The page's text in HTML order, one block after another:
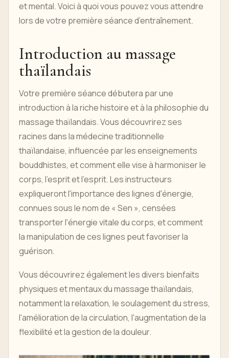
et mental. Voici à quoi vous pouvez vous attendre
lors de votre première séance d’entraînement.
Introduction au massage
thaïlandais
Votre première séance débutera par une
introduction à la riche histoire et à la philosophie du
massage thaïlandais. Vous découvrirez ses
racines dans la médecine traditionnelle
thaïlandaise, influencée par les enseignements
bouddhistes, et comment elle vise à harmoniser le
corps, l'esprit et l'esprit. Les instructeurs
expliqueront l'importance des lignes d'énergie,
connues sous le nom de « Sen », censées
transporter l'énergie vitale du corps, et comment
la manipulation de ces lignes peut favoriser la
guérison.
Vous découvrirez également les divers bienfaits
physiques et mentaux du massage thaïlandais,
notamment la relaxation, le soulagement du stress,
l'amélioration de la circulation, l'augmentation de la
flexibilité et la gestion de la douleur.